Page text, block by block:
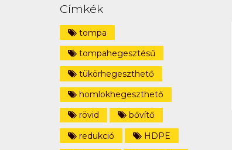
Címkék
tompa
tompahegesztésű
tükörhegeszthető
homlokhegeszthető
rövid
bővítő
redukció
HDPE